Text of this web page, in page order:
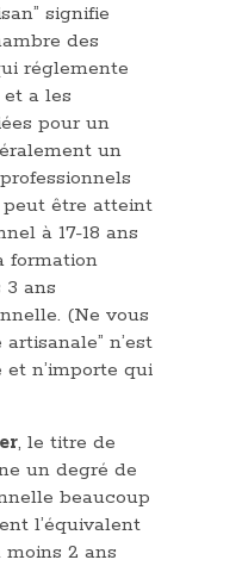
signifie
des
réglemente
a les
pour un
un
peut être atteint
à 17-18 ans
formation
ans
(Ne vous
n’est
n’importe qui
, le titre de
un degré de
beaucoup
l’équivalent
2 ans